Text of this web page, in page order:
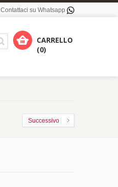
Contattaci su Whatsapp
CARRELLO
(0)
Successivo